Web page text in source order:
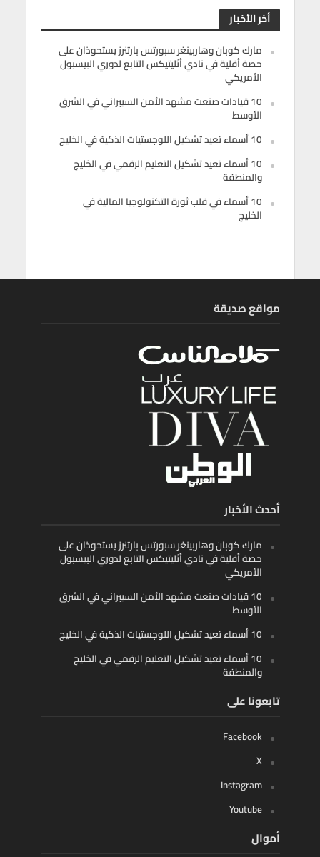
أخر الأخبار
مارك كوبان وهاربينغر سبورتس بارتنرز يستحوذان على
حصة أقلية في نادي أثليتيكس التابع لدوري البيسبول
الأمريكي
10 قيادات صنعت مشهد الأمن السيبراني في الشرق
الأوسط
10 أسماء تعيد تشكيل اللوجستيات الذكية في الخليج
10 أسماء تعيد تشكيل التعليم الرقمي في الخليج
والمنطقة
10 أسماء في قلب ثورة التكنولوجيا المالية في
الخليج
مواقع صديقة
أحدث الأخبار
مارك كوبان وهاربينغر سبورتس بارتنرز يستحوذان على
حصة أقلية في نادي أثليتيكس التابع لدوري البيسبول
الأمريكي
10 قيادات صنعت مشهد الأمن السيبراني في الشرق
الأوسط
10 أسماء تعيد تشكيل اللوجستيات الذكية في الخليج
10 أسماء تعيد تشكيل التعليم الرقمي في الخليج
والمنطقة
تابعونا على
Facebook
X
Instagram
Youtube
أموال